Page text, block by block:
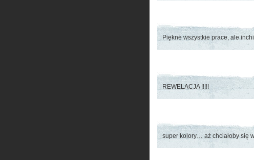
Piękne wszystkie prace, ale
REWELACJA !!!!!
super kolory… aż chciałoby się